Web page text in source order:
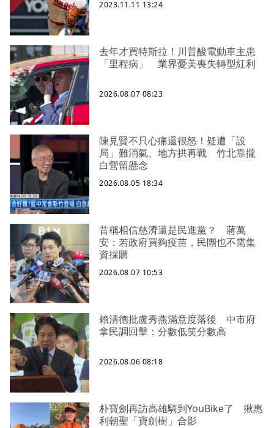
2023.11.11 13:24
去年才買特斯拉！川普酸電動車主患
「里程病」 業界憂美喪失轉型紅利
2026.08.07 08:23
陳見賢不只心痛還很怒！疑遭「設
局」難消氣、地方拱再戰 竹北靠攏
白營留懸念
2026.08.05 18:34
昔稱相信慈濟還是民進黨？ 蔣萬
安：若政府買夠疫苗，民團也不需集
資採購
2026.08.07 10:53
賴清德批盧秀燕滿意度落後 中市府
拿民調回擊：分數低笑分數高
2026.08.06 08:18
朴寶劍再訪高雄騎到YouBike了 揪惠
利朝聖「寶劍樹」合影